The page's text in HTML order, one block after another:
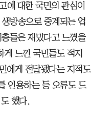
에 대한 국민의 관심이
방송으로 중계되는 업
들은 재밌다고 느꼈을
느낀 국민들도 적지
에게 전달됐다는 지적도
인용하는 등 오류도 드
했다.